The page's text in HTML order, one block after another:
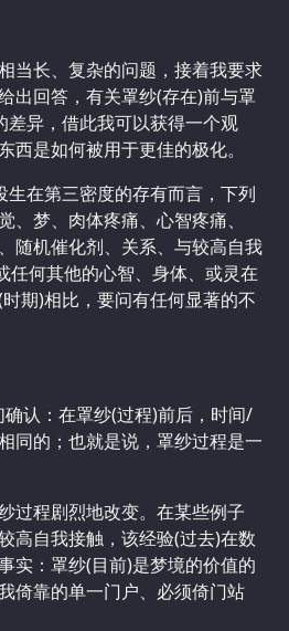
当长、复杂的问题，接着我要求
出回答，有关罩纱(存在)前与罩
差异，借此我可以获得一个观
西是如何被用于更佳的极化。
生在第三密度的存有而言，下列
、梦、肉体疼痛、心智疼痛、
随机催化剂、关系、与较高自我
任何其他的心智、身体、或灵在
期)相比，要问有任何显著的不
认：在罩纱(过程)前后，时间/
同的；也就是说，罩纱过程是一
过程剧烈地改变。在某些例子
高自我接触，该经验(过去)在数
实：罩纱(目前)是梦境的价值的
倚靠的单一门户、必须倚门站